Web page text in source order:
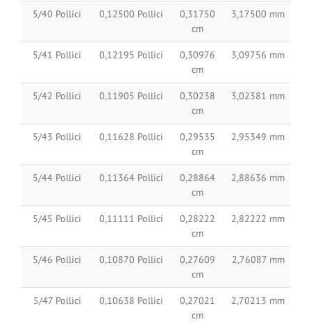
5/40 Pollici 0,12500 Pollici
0,31750
cm
3,17500 mm
5/41 Pollici 0,12195 Pollici
0,30976
cm
3,09756 mm
5/42 Pollici 0,11905 Pollici
0,30238
cm
3,02381 mm
5/43 Pollici 0,11628 Pollici
0,29535
cm
2,95349 mm
5/44 Pollici 0,11364 Pollici
0,28864
cm
2,88636 mm
5/45 Pollici 0,11111 Pollici
0,28222
cm
2,82222 mm
5/46 Pollici 0,10870 Pollici
0,27609
cm
2,76087 mm
5/47 Pollici 0,10638 Pollici
0,27021
cm
2,70213 mm